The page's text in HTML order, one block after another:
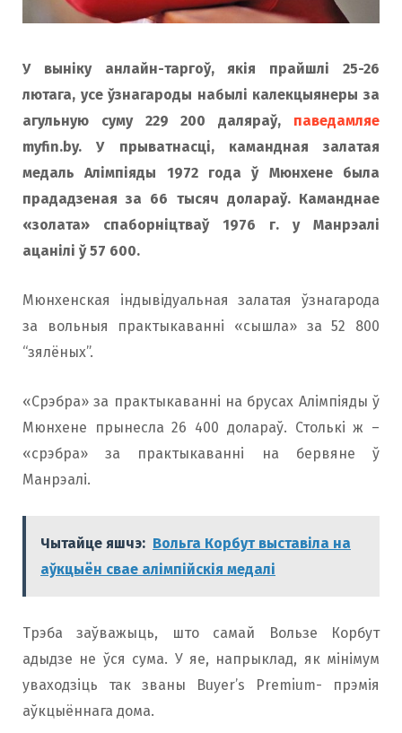
o r
m
У выніку анлайн-таргоў, якія прайшлі 25-26
лютага, усе ўзнагароды набылі калекцыянеры за
агульную суму 229 200 даляраў, паведамляе
myfin.by. У прыватнасці, камандная залатая
медаль Алімпіяды 1972 года ў Мюнхене была
прададзеная за 66 тысяч долараў. Каманднае
«золата» спаборніцтваў 1976 г. у Манрэалі
ацанілі ў 57 600.
Мюнхенская індывідуальная залатая ўзнагарода
за вольныя практыкаванні «сышла» за 52 800
“зялёных”.
«Срэбра» за практыкаванні на брусах Алімпіяды ў
Мюнхене прынесла 26 400 долараў. Столькі ж –
«срэбра» за практыкаванні на бервяне ў
Манрэалі.
Чытайце яшчэ: Вольга Корбут выставіла на
аўкцыён свае алімпійскія медалі
Трэба заўважыць, што самай Вользе Корбут
адыдзе не ўся сума. У яе, напрыклад, як мінімум
уваходзіць так званы Buyer’s Premium- прэмія
аўкцыённага дома.